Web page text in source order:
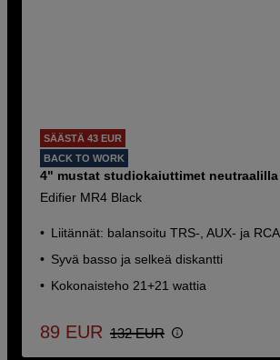
SÄÄSTÄ 43 EUR
BACK TO WORK
4" mustat studiokaiuttimet
Edifier MR4 Black
Liitännät: balansoitu TRS-, AUX- ja RCA
Syvä basso ja selkeä diskantti
Kokonaisteho 21+21 wattia
89 EUR 132 EUR